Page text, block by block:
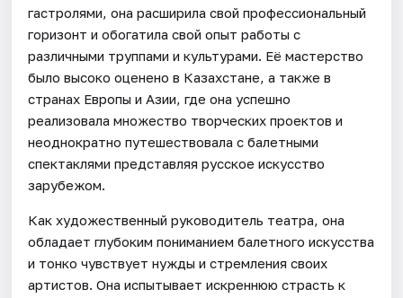
гастролями, она расширила свой профессиональный
горизонт и обогатила свой опыт работы с
различными труппами и культурами. Её мастерство
было высоко оценено в Казахстане, а также в
странах Европы и Азии, где она успешно
реализовала множество творческих проектов и
неоднократно путешествовала с балетными
спектаклями представляя русское искусство
зарубежом.
Как художественный руководитель театра, она
обладает глубоким пониманием балетного искусства
и тонко чувствует нужды и стремления своих
артистов. Она испытывает искреннюю страсть к